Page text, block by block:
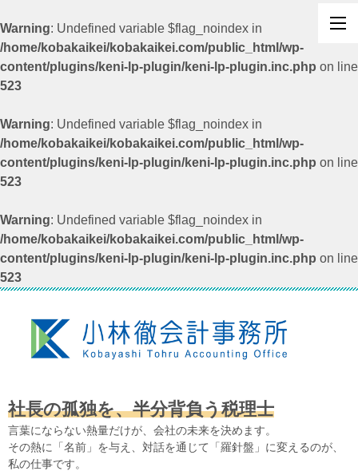
Warning: Undefined variable $flag_noindex in
/home/kobakaikei/kobakaikei.com/public_html/wp-
content/plugins/keni-lp-plugin/keni-lp-plugin.inc.php on line
523
Warning: Undefined variable $flag_noindex in
/home/kobakaikei/kobakaikei.com/public_html/wp-
content/plugins/keni-lp-plugin/keni-lp-plugin.inc.php on line
523
Warning: Undefined variable $flag_noindex in
/home/kobakaikei/kobakaikei.com/public_html/wp-
content/plugins/keni-lp-plugin/keni-lp-plugin.inc.php on line
523
社長の孤独を、半分背負う税理士
言葉にならない熱量だけが、会社の未来を決めます。
その熱に「名前」を与え、対話を通じて「羅針盤」に変えるのが、
私の仕事です。